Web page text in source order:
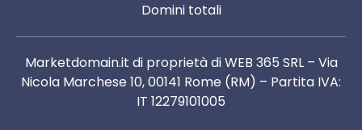
Domini totali
Marketdomain.it di proprietà di WEB 365 SRL – Via
Nicola Marchese 10, 00141 Rome (RM) – Partita IVA:
IT 12279101005